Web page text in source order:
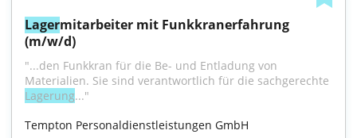
Lagermitarbeiter mit Funkkranerfahrung
(m/w/d)
"...den Funkkran für die Be- und Entladung von
Lagerung..."
Tempton Personaldienstleistungen GmbH